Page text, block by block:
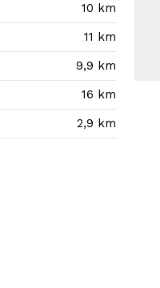
10 km
11 km
9,9 km
16 km
2,9 km